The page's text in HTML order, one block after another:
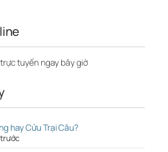
tuyến ngay bây giờ
hay Cửu Trại Câu?